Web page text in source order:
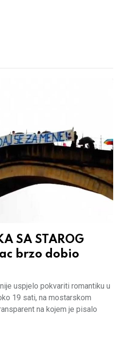
SA STAROG
brzo dobio
uspjelo pokvariti romantiku u
19 sati, na mostarskom
na kojem je pisalo